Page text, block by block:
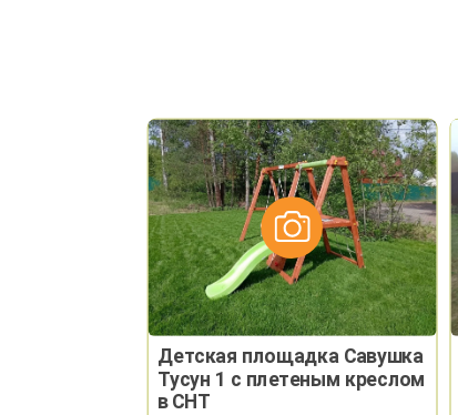
Детская площадка Савушка
Тусун 1 с плетеным креслом
в СНТ